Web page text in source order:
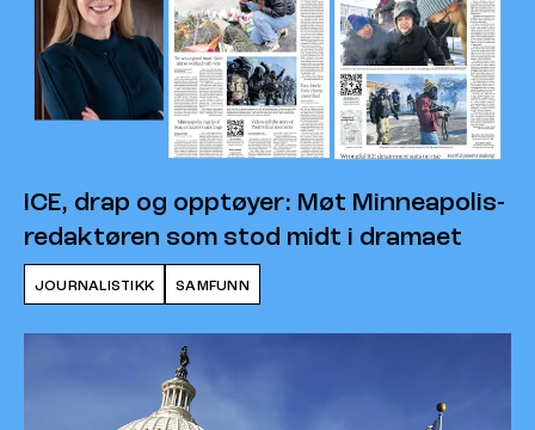
ICE, drap og opptøyer: Møt Minneapolis-
redaktøren som stod midt i dramaet
JOURNALISTIKK SAMFUNN